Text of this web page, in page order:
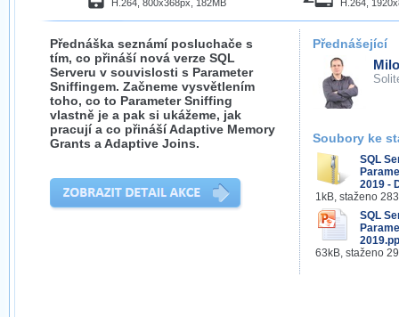
H.264, 800x368px, 182MB H.264,
Přednáška seznámí posluchače s
tím, co přináší nová verze SQL
Serveru v souvislosti s Parameter
Sniffingem. Začneme vysvětlením
toho, co to Parameter Sniffing
vlastně je a pak si ukážeme, jak
pracují a co přináší Adaptive Memory
Grants a Adaptive Joins.
Přednášející
Soubory ke
SQL
2019 -
1kB, staženo
SQL
63kB, staženo